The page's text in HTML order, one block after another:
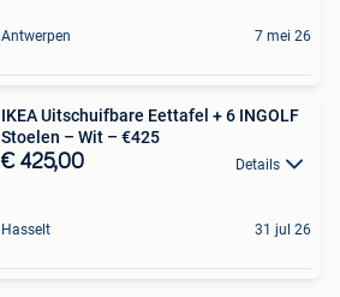
Antwerpen 7 mei 26
IKEA Uitschuifbare Eettafel + 6 INGOLF
Stoelen – Wit – €425
€ 425,00 Details
Hasselt 31 jul 26